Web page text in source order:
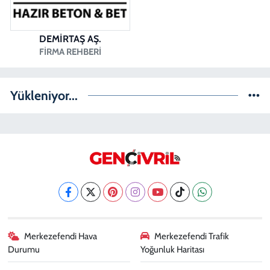
DEMİRTAŞ AŞ.
FIRMA REHBERI
Yükleniyor...
Merkezefendi Hava
Durumu
Merkezefendi Trafik
Yoğunluk Haritası